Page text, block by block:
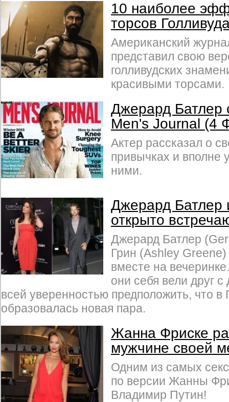
10 наиболее
торсов
Американский
представил свою
голливудских
красивыми торсами.
Джерард Батлер
Men's Journal (4
Актер рассказал о
привычках и вполне
ними.
Джерард Батлер
открыто
Джерард Батлер
Грин (Ashley
вместе на
они себя вели друг
всей уверенностью предположить, что в
образовалась новая пара.
Жанна Фриске
мужчине своей
Одним из самых
по версии Жанны
Владимир Путин!